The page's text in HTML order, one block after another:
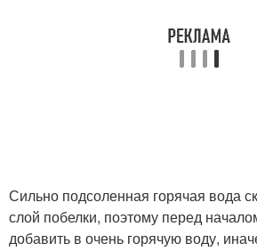
Сильно подсоленная горячая вода
слой побелки, поэтому перед
добавить в очень горячую воду,